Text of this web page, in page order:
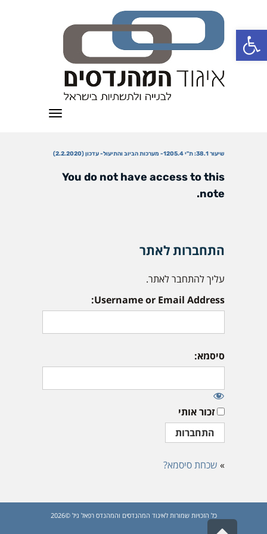
פתח סרגל נגישות
תפריט
שיעור 38.1: ת"י 1205.4- מערכות הביוב והתיעול- עדכון (2.2.2020)
You do not have access to this
note.
התחברות לאתר
עליך להתחבר לאתר.
Username or Email Address:
סיסמא:
זכור אותי
» שכחת סיסמא?
כל הזכויות שמורות לאיגוד המהנדסים והמהנדס רפאל גיל ©2026